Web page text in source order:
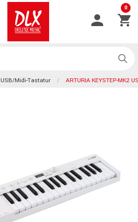
0
USB/Midi-Tastatur ARTURIA KEYSTEP-MK2